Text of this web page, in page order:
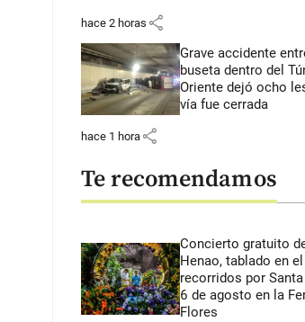
hace 2 horas share
Grave accidente
buseta dentro del
Oriente dejó ocho
vía fue cerrada
hace 1 hora share
Te recomendamos
Concierto gratuito
Henao, tablado en
recorridos por
6 de agosto en la
Flores